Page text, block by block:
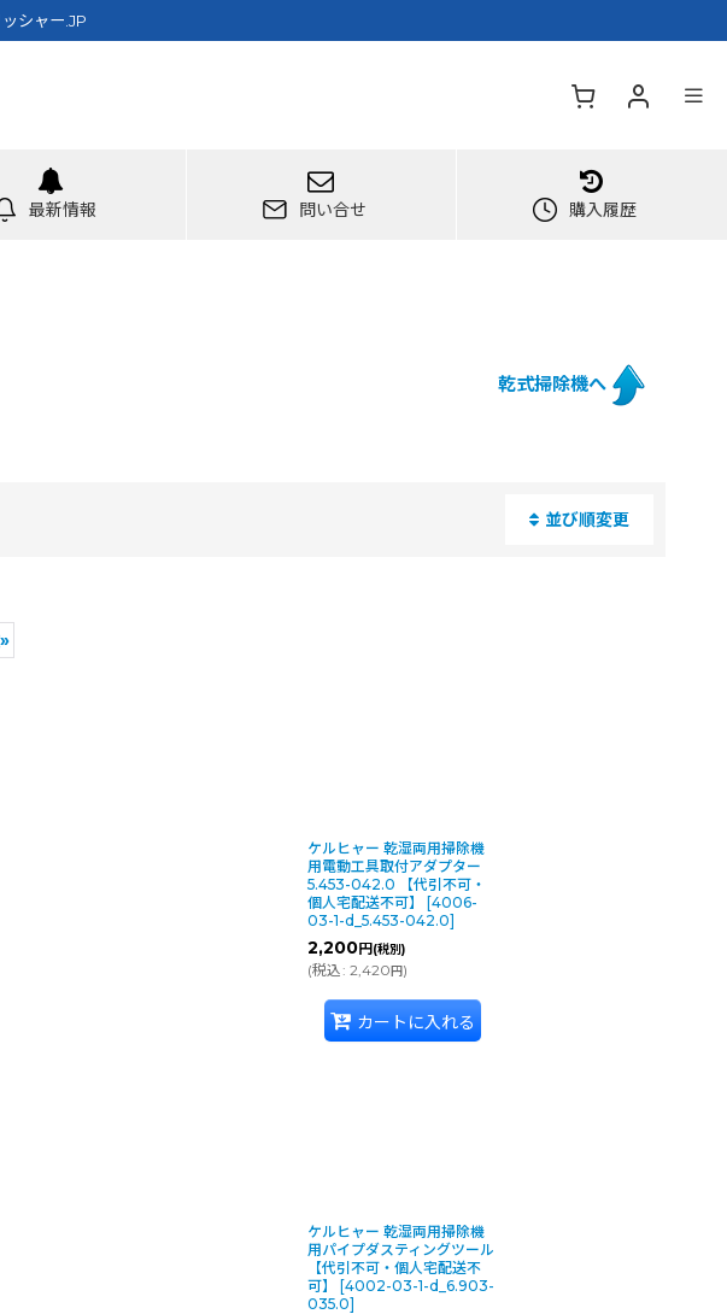
シャー.JP
最新情報 問い合せ 購入履歴
乾式掃除機へ
並び順変更
»
ケルヒャー 乾湿両用掃除機
用電動工具取付アダプター
5.453-042.0 【代引不可・
個人宅配送不可】
[4006-
03-1-d_5.453-042.0]
2,200円 (税別)
(税込: 2,420円)
カートに入れる
ケルヒャー 乾湿両用掃除機
用パイプダスティングツール
【代引不可・個人宅配送不
可】
[4002-03-1-d_6.903-
035.0]